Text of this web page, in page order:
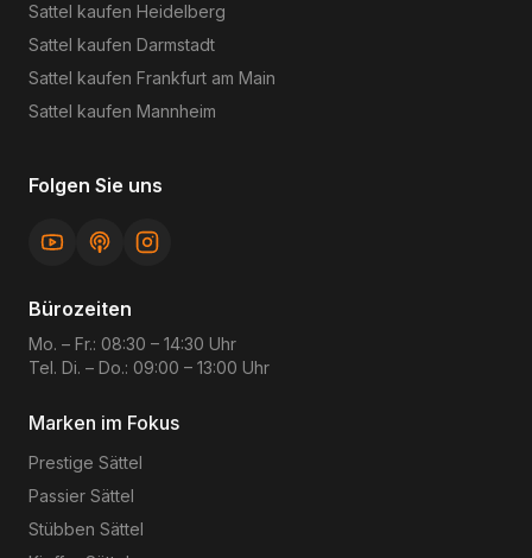
Sattel kaufen Heidelberg
Sattel kaufen Darmstadt
Sattel kaufen Frankfurt am Main
Sattel kaufen Mannheim
Folgen Sie uns
Bürozeiten
Mo. – Fr.: 08:30 – 14:30 Uhr
Tel. Di. – Do.: 09:00 – 13:00 Uhr
Marken im Fokus
Prestige Sättel
Passier Sättel
Stübben Sättel